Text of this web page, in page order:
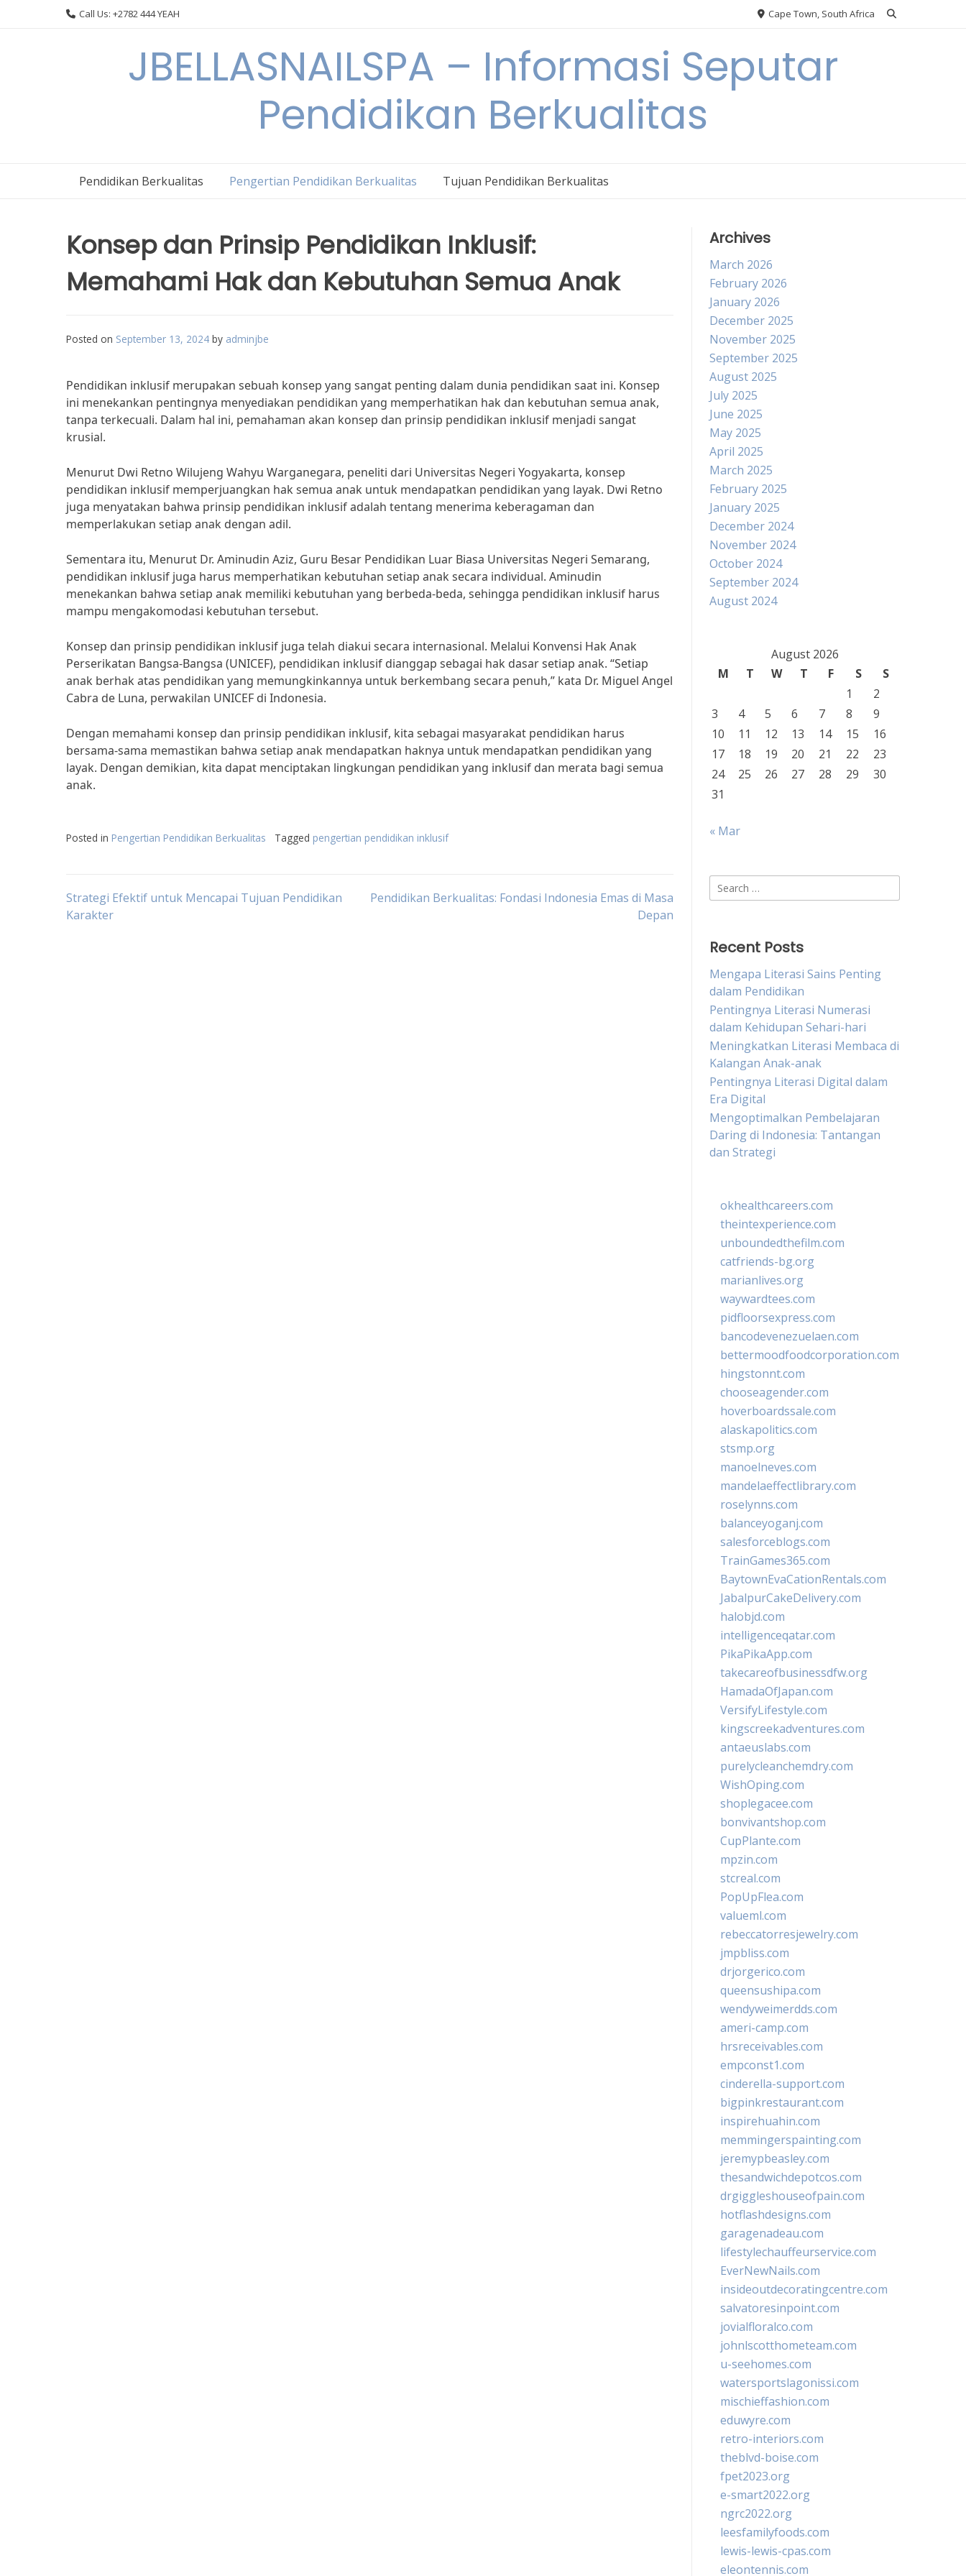
Call Us: +2782 444 YEAH Cape Town, South Africa
JBELLASNAILSPA – Informasi Seputar
Pendidikan Berkualitas
Pendidikan Berkualitas Pengertian Pendidikan Berkualitas Tujuan Pendidikan Berkualitas
Konsep dan Prinsip Pendidikan Inklusif:
Memahami Hak dan Kebutuhan Semua Anak
Posted on September 13, 2024 by adminjbe
Pendidikan inklusif merupakan sebuah konsep yang sangat penting dalam dunia pendidikan saat ini. Konsep
ini menekankan pentingnya menyediakan pendidikan yang memperhatikan hak dan kebutuhan semua anak,
tanpa terkecuali. Dalam hal ini, pemahaman akan konsep dan prinsip pendidikan inklusif menjadi sangat
krusial.
Menurut Dwi Retno Wilujeng Wahyu Warganegara, peneliti dari Universitas Negeri Yogyakarta, konsep
pendidikan inklusif memperjuangkan hak semua anak untuk mendapatkan pendidikan yang layak. Dwi Retno
juga menyatakan bahwa prinsip pendidikan inklusif adalah tentang menerima keberagaman dan
memperlakukan setiap anak dengan adil.
Sementara itu, Menurut Dr. Aminudin Aziz, Guru Besar Pendidikan Luar Biasa Universitas Negeri Semarang,
pendidikan inklusif juga harus memperhatikan kebutuhan setiap anak secara individual. Aminudin
menekankan bahwa setiap anak memiliki kebutuhan yang berbeda-beda, sehingga pendidikan inklusif harus
mampu mengakomodasi kebutuhan tersebut.
Konsep dan prinsip pendidikan inklusif juga telah diakui secara internasional. Melalui Konvensi Hak Anak
Perserikatan Bangsa-Bangsa (UNICEF), pendidikan inklusif dianggap sebagai hak dasar setiap anak. “Setiap
anak berhak atas pendidikan yang memungkinkannya untuk berkembang secara penuh,” kata Dr. Miguel Angel
Cabra de Luna, perwakilan UNICEF di Indonesia.
Dengan memahami konsep dan prinsip pendidikan inklusif, kita sebagai masyarakat pendidikan harus
bersama-sama memastikan bahwa setiap anak mendapatkan haknya untuk mendapatkan pendidikan yang
layak. Dengan demikian, kita dapat menciptakan lingkungan pendidikan yang inklusif dan merata bagi semua
anak.
Posted in Pengertian Pendidikan Berkualitas Tagged pengertian pendidikan inklusif
Post
Strategi Efektif untuk Mencapai Tujuan Pendidikan
Karakter
Pendidikan Berkualitas: Fondasi Indonesia Emas di Masa
Depan
Archives
March 2026
February 2026
January 2026
December 2025
November 2025
September 2025
August 2025
July 2025
June 2025
May 2025
April 2025
March 2025
February 2025
January 2025
December 2024
November 2024
October 2024
September 2024
August 2024
August 2026
M
T W T F S
S
1
2
3
4 5 6 7 8
9
10
11 12 13 14 15
16
17
18 19 20 21 22
23
24
25 26 27 28 29
30
31
« Mar
Search
for:
Recent Posts
Mengapa Literasi Sains Penting
dalam Pendidikan
Pentingnya Literasi Numerasi
dalam Kehidupan Sehari-hari
Meningkatkan Literasi Membaca di
Kalangan Anak-anak
Pentingnya Literasi Digital dalam
Era Digital
Mengoptimalkan Pembelajaran
Daring di Indonesia: Tantangan
dan Strategi
okhealthcareers.com
theintexperience.com
unboundedthefilm.com
catfriends-bg.org
marianlives.org
waywardtees.com
pidfloorsexpress.com
bancodevenezuelaen.com
bettermoodfoodcorporation.com
hingstonnt.com
chooseagender.com
hoverboardssale.com
alaskapolitics.com
stsmp.org
manoelneves.com
mandelaeffectlibrary.com
roselynns.com
balanceyoganj.com
salesforceblogs.com
TrainGames365.com
BaytownEvaCationRentals.com
JabalpurCakeDelivery.com
halobjd.com
intelligenceqatar.com
PikaPikaApp.com
takecareofbusinessdfw.org
HamadaOfJapan.com
VersifyLifestyle.com
kingscreekadventures.com
antaeuslabs.com
purelycleanchemdry.com
WishOping.com
shoplegacee.com
bonvivantshop.com
CupPlante.com
mpzin.com
stcreal.com
PopUpFlea.com
valueml.com
rebeccatorresjewelry.com
jmpbliss.com
drjorgerico.com
queensushipa.com
wendyweimerdds.com
ameri-camp.com
hrsreceivables.com
empconst1.com
cinderella-support.com
bigpinkrestaurant.com
inspirehuahin.com
memmingerspainting.com
jeremypbeasley.com
thesandwichdepotcos.com
drgiggleshouseofpain.com
hotflashdesigns.com
garagenadeau.com
lifestylechauffeurservice.com
EverNewNails.com
insideoutdecoratingcentre.com
salvatoresinpoint.com
jovialfloralco.com
johnlscotthometeam.com
u-seehomes.com
watersportslagonissi.com
mischieffashion.com
eduwyre.com
retro-interiors.com
theblvd-boise.com
fpet2023.org
e-smart2022.org
ngrc2022.org
leesfamilyfoods.com
lewis-lewis-cpas.com
eleontennis.com